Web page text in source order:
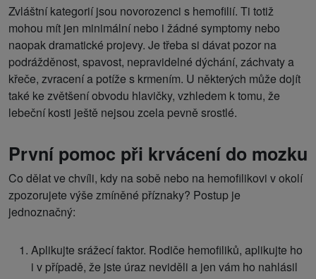
Zvláštní kategorií jsou novorozenci s hemofilií. Ti totiž
mohou mít jen minimální nebo i žádné symptomy nebo
naopak dramatické projevy. Je třeba si dávat pozor na
podrážděnost, spavost, nepravidelné dýchání, záchvaty a
křeče, zvracení a potíže s krmením. U některých může dojít
také ke zvětšení obvodu hlavičky, vzhledem k tomu, že
lebeční kosti ještě nejsou zcela pevně srostlé.
První pomoc při krvácení do mozku
Co dělat ve chvíli, kdy na sobě nebo na hemofilikovi v okolí
zpozorujete výše zmíněné příznaky? Postup je
jednoznačný:
Aplikujte srážecí faktor. Rodiče hemofiliků, aplikujte ho
i v případě, že jste úraz neviděli a jen vám ho nahlásil